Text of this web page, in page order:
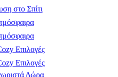
στο Σπίτι
Επιλογές
Επιλογές
Δώρα